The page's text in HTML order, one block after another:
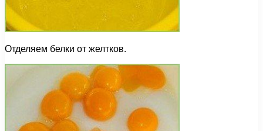
Отделяем белки от желтков.